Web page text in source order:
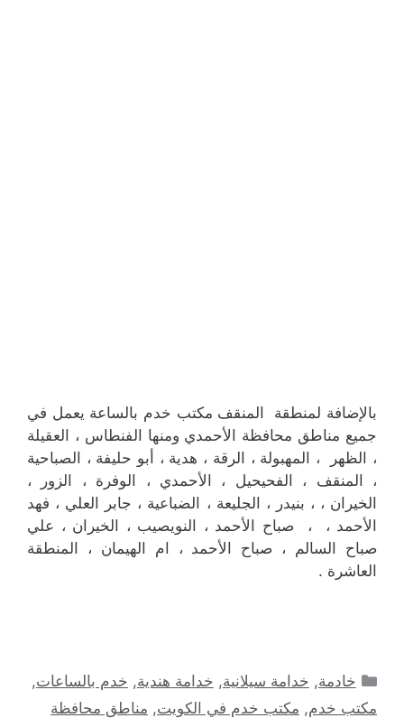
بالإضافة لمنطقة المنقف مكتب خدم بالساعة يعمل في
جميع مناطق محافظة الأحمدي ومنها الفنطاس ، العقيلة
، الظهر ، المهبولة ، الرقة ، هدية ، أبو حليفة ، الصباحية
، المنقف ، الفحيحيل ، الأحمدي ، الوفرة ، الزور ،
الخيران ، ، بنيدر ، الجليعة ، الضباعية ، جابر العلي ، فهد
الأحمد ، ، صباح الأحمد ، النويصيب ، الخيران ، علي
صباح السالم ، صباح الأحمد ، ام الهيمان ، المنطقة
العاشرة .
التصنيفات
خادمة, خدامة سيلانية, خدامة هندية, خدم بالساعات,
مكتب خدم, مكتب خدم في الكويت, مناطق محافظة